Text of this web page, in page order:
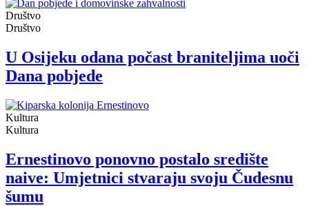
Društvo
Društvo
U Osijeku odana počast braniteljima uoči
Dana pobjede
Kultura
Kultura
Ernestinovo ponovno postalo središte
naive: Umjetnici stvaraju svoju Čudesnu
šumu